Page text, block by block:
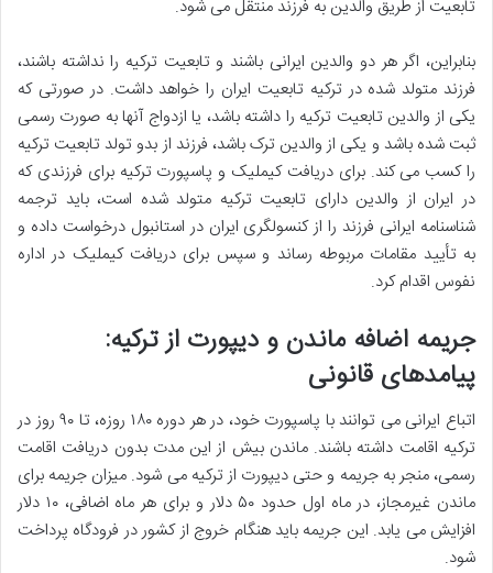
تابعیت از طریق والدین به فرزند منتقل می شود.
بنابراین، اگر هر دو والدین ایرانی باشند و تابعیت ترکیه را نداشته باشند،
فرزند متولد شده در ترکیه تابعیت ایران را خواهد داشت. در صورتی که
یکی از والدین تابعیت ترکیه را داشته باشد، یا ازدواج آنها به صورت رسمی
ثبت شده باشد و یکی از والدین ترک باشد، فرزند از بدو تولد تابعیت ترکیه
را کسب می کند. برای دریافت کیملیک و پاسپورت ترکیه برای فرزندی که
در ایران از والدین دارای تابعیت ترکیه متولد شده است، باید ترجمه
شناسنامه ایرانی فرزند را از کنسولگری ایران در استانبول درخواست داده و
به تأیید مقامات مربوطه رساند و سپس برای دریافت کیملیک در اداره
نفوس اقدام کرد.
جریمه اضافه ماندن و دیپورت از ترکیه:
پیامدهای قانونی
اتباع ایرانی می توانند با پاسپورت خود، در هر دوره ۱۸۰ روزه، تا ۹۰ روز در
ترکیه اقامت داشته باشند. ماندن بیش از این مدت بدون دریافت اقامت
رسمی، منجر به جریمه و حتی دیپورت از ترکیه می شود. میزان جریمه برای
ماندن غیرمجاز، در ماه اول حدود ۵۰ دلار و برای هر ماه اضافی، ۱۰ دلار
افزایش می یابد. این جریمه باید هنگام خروج از کشور در فرودگاه پرداخت
شود.